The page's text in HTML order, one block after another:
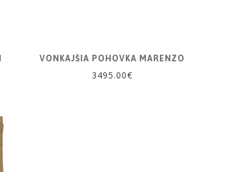
VONKAJŠIA POHOVKA MARENZO
3495.00€